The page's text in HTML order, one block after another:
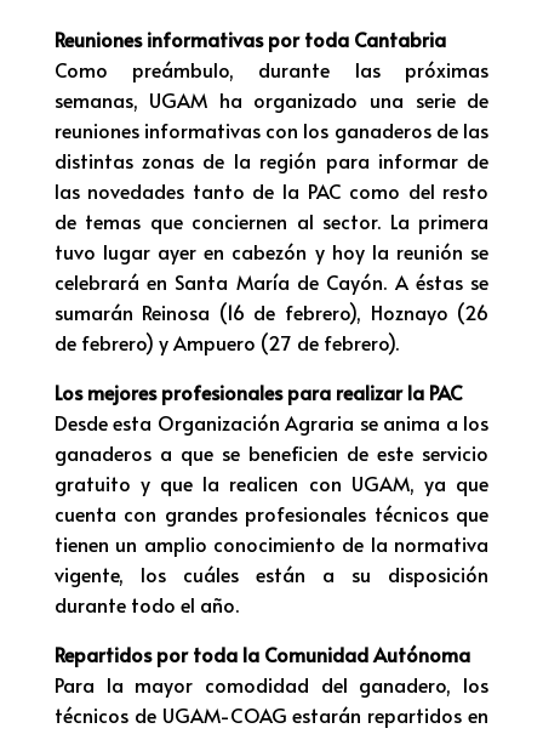
Reuniones informativas por toda Cantabria
Como preámbulo, durante las próximas
semanas, UGAM ha organizado una serie de
reuniones informativas con los ganaderos de las
distintas zonas de la región para informar de
las novedades tanto de la PAC como del resto
de temas que conciernen al sector. La primera
tuvo lugar ayer en cabezón y hoy la reunión se
celebrará en Santa María de Cayón. A éstas se
sumarán Reinosa (16 de febrero), Hoznayo (26
de febrero) y Ampuero (27 de febrero).
Los mejores profesionales para realizar la PAC
Desde esta Organización Agraria se anima a los
ganaderos a que se beneficien de este servicio
gratuito y que la realicen con UGAM, ya que
cuenta con grandes profesionales técnicos que
tienen un amplio conocimiento de la normativa
vigente, los cuáles están a su disposición
durante todo el año.
Repartidos por toda la Comunidad Autónoma
Para la mayor comodidad del ganadero, los
técnicos de UGAM-COAG estarán repartidos en